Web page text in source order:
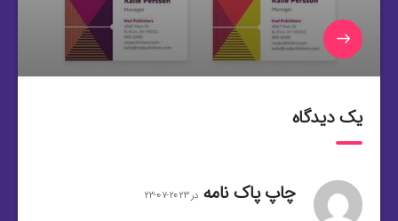
یک دیدگاه
چاپ پاک نامه در 2023-07-23